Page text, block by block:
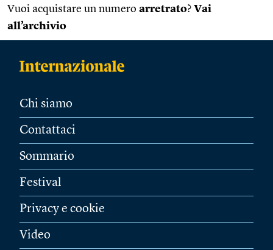
Vuoi acquistare un numero arretrato? Vai
all’archivio
Chi siamo
Contattaci
Sommario
Festival
Privacy e cookie
Video